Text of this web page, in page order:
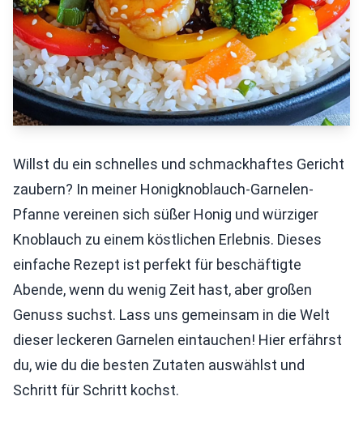
Willst du ein schnelles und schmackhaftes Gericht
zaubern? In meiner Honigknoblauch-Garnelen-
Pfanne vereinen sich süßer Honig und würziger
Knoblauch zu einem köstlichen Erlebnis. Dieses
einfache Rezept ist perfekt für beschäftigte
Abende, wenn du wenig Zeit hast, aber großen
Genuss suchst. Lass uns gemeinsam in die Welt
dieser leckeren Garnelen eintauchen! Hier erfährst
du, wie du die besten Zutaten auswählst und
Schritt für Schritt kochst.